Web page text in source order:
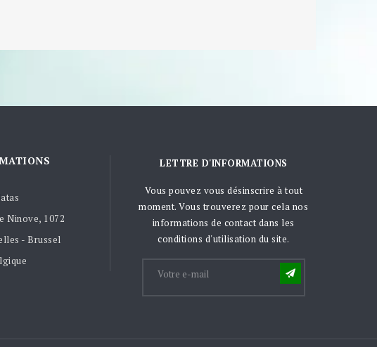
Ninove, 1072
- Brussel
LETTRE D'INFORMATIONS
Vous pouvez vous désinscrire à tout
moment. Vous trouverez pour cela nos
informations de contact dans les
conditions d'utilisation du site.